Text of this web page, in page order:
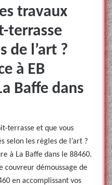
travaux
terrasse
de l’art ?
à EB
Baffe dans
terrasse et que vous
selon les règles de l’art ?
à La Baffe dans le 88460.
couvreur démoussage de
en accomplissant vos